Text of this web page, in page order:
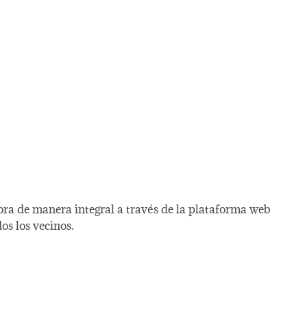
de manera integral a través de la plataforma web
los vecinos.